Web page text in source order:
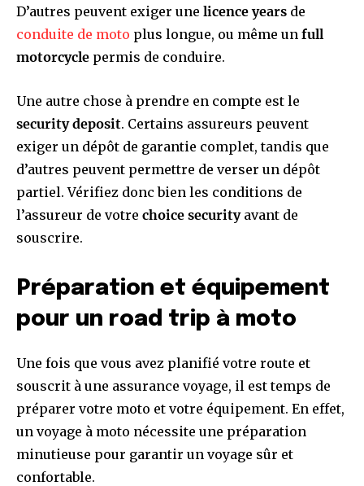
D’autres peuvent exiger une licence years de
conduite de moto plus longue, ou même un full
motorcycle permis de conduire.
Une autre chose à prendre en compte est le
security deposit. Certains assureurs peuvent
exiger un dépôt de garantie complet, tandis que
d’autres peuvent permettre de verser un dépôt
partiel. Vérifiez donc bien les conditions de
l’assureur de votre choice securityavant de
souscrire.
Préparation et équipement
pour un road trip à moto
Une fois que vous avez planifié votre route et
souscrit à une assurance voyage, il est temps de
préparer votre moto et votre équipement. En effet,
un voyage à moto nécessite une préparation
minutieuse pour garantir un voyage sûr et
confortable.